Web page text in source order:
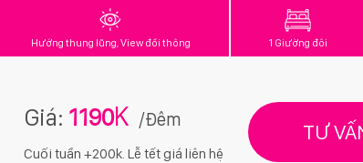
Hướng thung lũng, View đồi thông 1 Giường đôi
TƯ
Giá: 1190K /Đêm
Cuối tuần +200k. Lễ tết giá liên hệ